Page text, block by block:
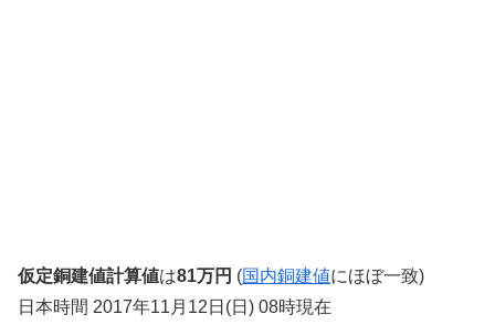
仮定銅建値計算値は81万円 (国内銅建値にほぼ一致)
日本時間 2017年11月12日(日) 08時現在